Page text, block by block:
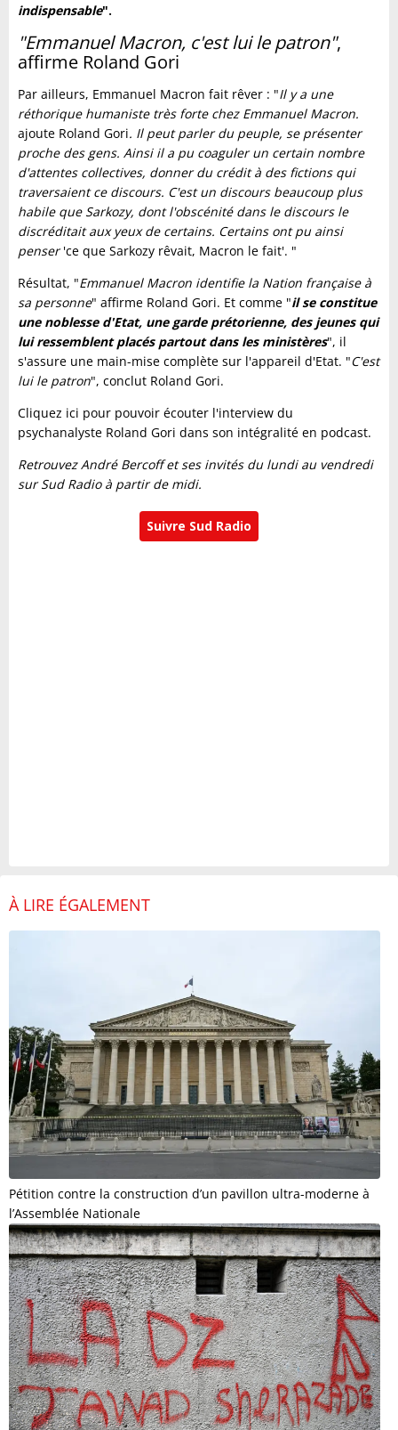
indispensable".
"Emmanuel Macron, c'est lui le patron",
affirme Roland Gori
Par ailleurs, Emmanuel Macron fait rêver : "Il y a une
réthorique humaniste très forte chez Emmanuel Macron.
ajoute Roland Gori. Il peut parler du peuple, se présenter
proche des gens. Ainsi il a pu coaguler un certain nombre
d'attentes collectives, donner du crédit à des fictions qui
traversaient ce discours. C'est un discours beaucoup plus
habile que Sarkozy, dont l'obscénité dans le discours le
discréditait aux yeux de certains. Certains ont pu ainsi
penser'ce que Sarkozy rêvait, Macron le fait'. "
Résultat, "Emmanuel Macron identifie la Nation française à
sa personne" affirme Roland Gori. Et comme "il se constitue
une noblesse d'Etat, une garde prétorienne, des jeunes qui
lui ressemblent placés partout dans les ministères", il
s'assure une main-mise complète sur l'appareil d'Etat. "C'est
lui le patron", conclut Roland Gori.
Cliquez ici pour pouvoir écouter l'interview du
psychanalyste Roland Gori dans son intégralité en podcast.
Retrouvez André Bercoff et ses invités du lundi au vendredi
sur Sud Radio à partir de midi.
Suivre Sud Radio
À LIRE ÉGALEMENT
Pétition contre la construction d’un pavillon ultra-moderne à
l’Assemblée Nationale